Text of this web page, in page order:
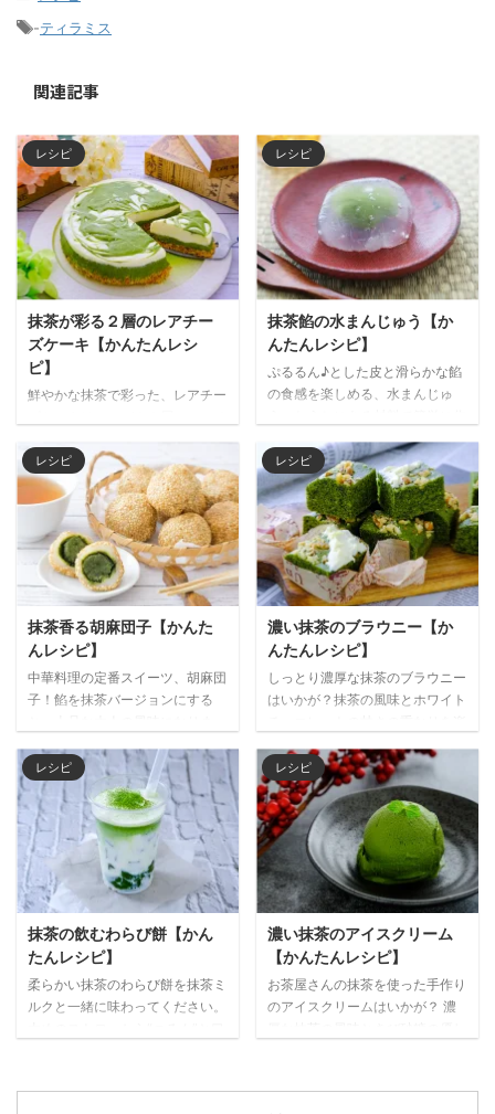
-ティラミス
関連記事
レシピ
抹茶が彩る２層のレアチー
ズケーキ【かんたんレシ
ピ】
鮮やかな抹茶で彩った、レアチー
ル模様が鮮やかに浮かび上がり、
美しいスイーツになります。抹茶
と相性の良いホワイトチョコレー
トを混ぜることで、より深みのあ
る味わいに仕上がります。 材料
（15㎝丸型） （ボトム生地） 砕
いたビスケット 80g 溶かしバタ
ー 50g （フィリング） 抹茶 10g
湯 40㎖ ホワイトチョコレート
100g クリームチーズ 200g 生ク
リーム 200㎖ グラニュー糖 20g
ゼラチンパウダー 6g ...
レシピ
抹茶餡の水まんじゅう【か
んたんレシピ】
ぷるるん♪とした皮と滑らかな餡
の食感を楽しめる、水まんじゅ
うでしょう。 餡を抹茶にする
と、上品な逸品としていただけま
す。半透明の皮の中に閉じ込め
た、抹茶餡の緑が美しく映える和
菓子です。つるんとした喉越し
と、抹茶の風味を堪能してくださ
い夏は冷たい焙じ茶と、冬は温か
（3~6人分） （餡 抹茶餡） 抹
茶 3g 白こしあん 90g （皮） 片
栗粉 30g 水 250ml 砂糖 15g 作り
方 １ 白こしあんとふるった抹茶
レシピ
抹茶香る胡麻団子【かんた
んレシピ】
中華料理の定番スイーツ、胡麻団
子！餡を抹茶バージョンにする
リとした皮の食感と一緒に、濃い
抹茶餡を楽しんでください。でき
たてを、焙じ茶と一緒にどうぞ。
材料（2~3人分） （餡） 抹茶
10g 白こしあん 120g （皮） 白玉
粉 65g 砂糖 40g 水 50㎖ 米粉
20g 熱湯 30g サラダ油 10g 白胡
るった抹茶をボウルに入れて、ゴ
ムベラでまんべんなく混ぜる。
２ ①を15g程の大きさに分け ...
レシピ
濃い抹茶のブラウニー【か
んたんレシピ】
しっとり濃厚な抹茶のブラウニー
はいかが？抹茶の風味とホワイト
日のランチタイムのスイーツにピ
ッタリです。 濃い焙じ茶とあわ
せて召し上がれ♪ 材料（1~2人
分） 抹茶 20g 卵 2個 ホワイト
チョコレート 80g 無塩バター
40g 生クリーム 50cc 薄力粉
70g ベーキングパウダー 2g グラ
ナッツ お好みで ホワイトチョコ
レート お好みで 作り方 １ 卵はボ
ウルに割り入れて、よく溶きほぐ
す。 ２ ホワ ...
レシピ
抹茶の飲むわらび餅【かん
たんレシピ】
柔らかい抹茶のわらび餅を抹茶ミ
ルクと一緒に味わってください。
ながら召し上がれ♪ ※お子様や年
レシピ
濃い抹茶のアイスクリーム
【かんたんレシピ】
お茶屋さんの抹茶を使った手作り
のアイスクリームはいかが？ 濃
料（2~3人分） 抹茶 10g 生クリ